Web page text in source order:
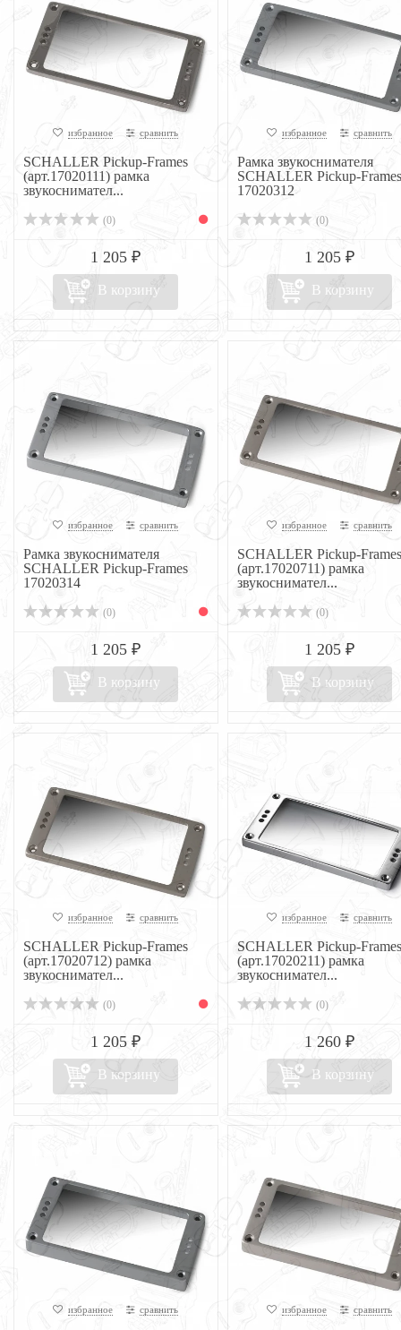
избранное сравнить
SCHALLER Pickup-Frames
(арт.17020111) рамка
звукоснимател...
(0)
1 205 ₽
В корзину
избранное сравнить
Рамка звукоснимателя
SCHALLER Pickup-Frames
17020312
(0)
1 205 ₽
В корзину
избранное сравнить
Рамка звукоснимателя
SCHALLER Pickup-Frames
17020314
(0)
1 205 ₽
В корзину
избранное сравнить
SCHALLER Pickup-Frames
(арт.17020711) рамка
звукоснимател...
(0)
1 205 ₽
В корзину
избранное сравнить
SCHALLER Pickup-Frames
(арт.17020712) рамка
звукоснимател...
(0)
1 205 ₽
В корзину
избранное сравнить
SCHALLER Pickup-Frames
(арт.17020211) рамка
звукоснимател...
(0)
1 260 ₽
В корзину
избранное сравнить избранное сравнить